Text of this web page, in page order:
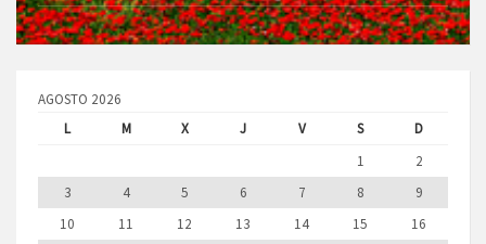
AGOSTO 2026
L
M X J V S
D
1
2
3
4 5 6 7 8
9
10
11 12 13 14 15
16